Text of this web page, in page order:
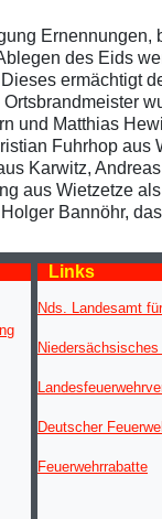
des Eids
ermächtigt
und Matthias
Fuhrhop
Karwitz,
aus Wietzetze
Bannöhr,
Links
Nds. Landesamt
Deutscher
Feuerwehrrabatte